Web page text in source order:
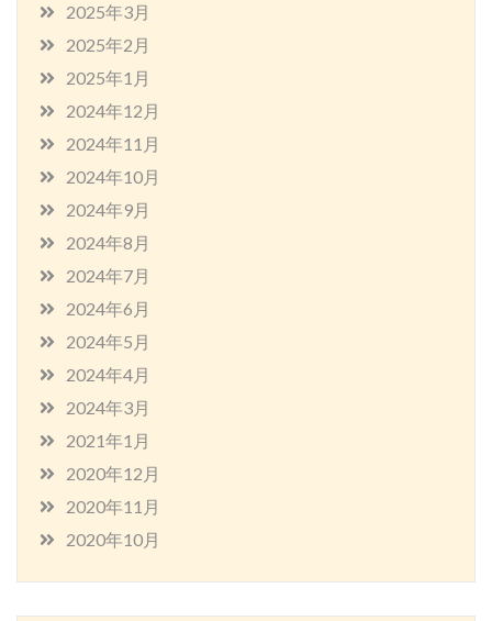
2025年3月
2025年2月
2025年1月
2024年12月
2024年11月
2024年10月
2024年9月
2024年8月
2024年7月
2024年6月
2024年5月
2024年4月
2024年3月
2021年1月
2020年12月
2020年11月
2020年10月